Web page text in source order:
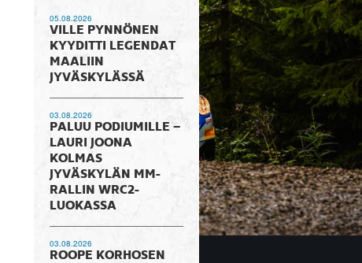
05.08.2026
VILLE PYNNÖNEN
KYYDITTI LEGENDAT
MAALIIN
JYVÄSKYLÄSSÄ
03.08.2026
PALUU PODIUMILLE –
LAURI JOONA
KOLMAS
JYVÄSKYLÄN MM-
RALLIN WRC2-
LUOKASSA
03.08.2026
ROOPE KORHOSEN